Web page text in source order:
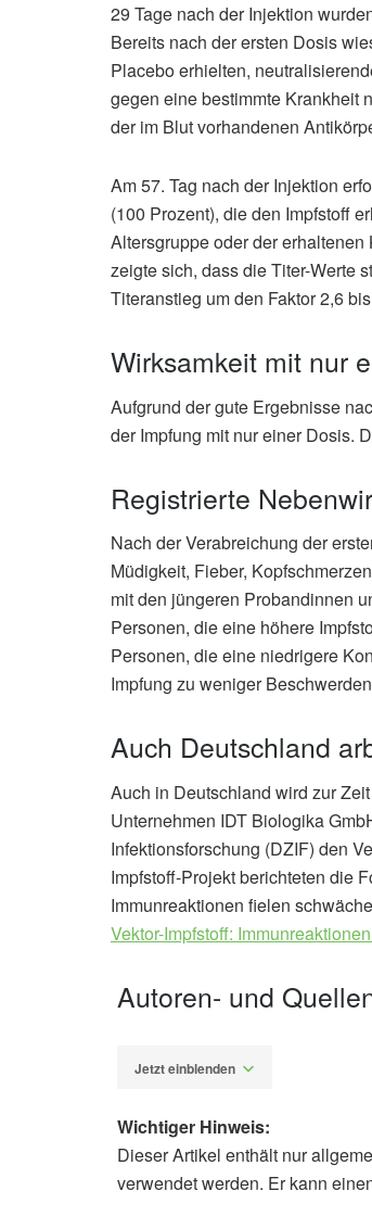
29 Tage nach der Injektion
Bereits nach der ersten Dosis
Placebo erhielten,
gegen eine bestimmte Krankheit
der im Blut vorhandenen
Am 57. Tag nach der Injektion
(100 Prozent), die den Impfstoff
Altersgruppe oder der
zeigte sich, dass die Titer-Werte
Titeranstieg um den Faktor 2,6
Wirksamkeit mit nur
Aufgrund der gute Ergebnisse
der Impfung mit nur einer Dosis.
Registrierte
Nach der Verabreichung der
Müdigkeit, Fieber,
mit den jüngeren Probandinnen
Personen, die eine höhere
Personen, die eine niedrigere
Impfung zu weniger
Auch Deutschland
Auch in Deutschland wird zur
Unternehmen IDT Biologika
Infektionsforschung (DZIF) den
Impfstoff-Projekt berichteten die
Immunreaktionen fielen
Vektor-Impfstoff:
Autoren- und
Jetzt einblenden
Diplom-Redakteur
Wichtiger Hinweis:
Dieser Artikel enthält nur
verwendet werden. Er kann